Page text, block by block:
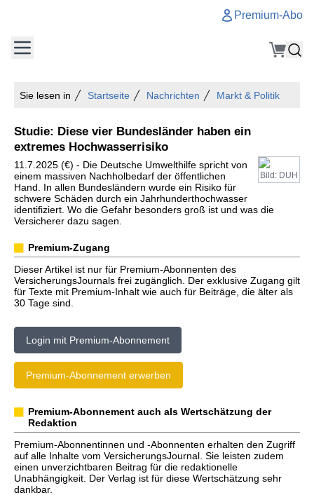
Premium-Abo
Sie lesen in Startseite Nachrichten Markt & Politik
Studie: Diese vier Bundesländer haben ein
extremes Hochwasserrisiko
Bild: DUH
11.7.2025 (€) - Die Deutsche Umwelthilfe spricht von
einem massiven Nachholbedarf der öffentlichen
Hand. In allen Bundesländern wurde ein Risiko für
schwere Schäden durch ein Jahrhunderthochwasser
identifiziert. Wo die Gefahr besonders groß ist und was die
Versicherer dazu sagen.
Premium-Zugang
Dieser Artikel ist nur für Premium-Abonnenten des
VersicherungsJournals frei zugänglich. Der exklusive Zugang gilt
für Texte mit Premium-Inhalt wie auch für Beiträge, die älter als
30 Tage sind.
Login mit Premium-Abonnement
Premium-Abonnement erwerben
Premium-Abonnement auch als Wertschätzung der
Redaktion
Premium-Abonnentinnen und -Abonnenten erhalten den Zugriff
auf alle Inhalte vom VersicherungsJournal. Sie leisten zudem
einen unverzichtbaren Beitrag für die redaktionelle
Unabhängigkeit. Der Verlag ist für diese Wertschätzung sehr
dankbar.